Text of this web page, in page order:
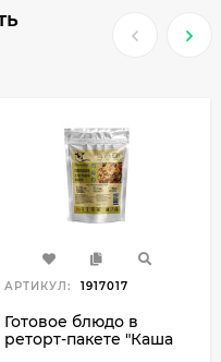
АРТИКУЛ: 1917017
Готовое блюдо в
реторт-пакете "Каша